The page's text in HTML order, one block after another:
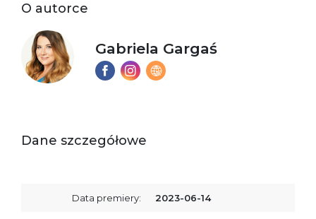
O autorce
Gabriela Gargaś
Dane szczegółowe
Data premiery: 2023-06-14